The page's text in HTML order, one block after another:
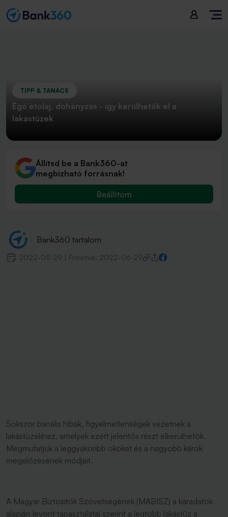
TIPP & TANÁCS
Égő étolaj, dohányzás - így kerülhetők el a
lakástüzek
Állítsd be a Bank360-at
megbízható forrásnak!
Beállítom
Bank360 tartalom
2022-05-29 Frissítve: 2022-06-29
Sokszor banális hibák, figyelmetlenségek vezetnek a
lakástüzekhez, amelyek ezért jelentős részt elkerülhetők.
Megmutatjuk a leggyakoribb okokat és a nagyobb károk
megelőzésének módjait.
A Magyar Biztosítók Szövetségének (MABISZ) a káradatok
alapján levont tapasztalatai szerint a legtöbb lakástűz a